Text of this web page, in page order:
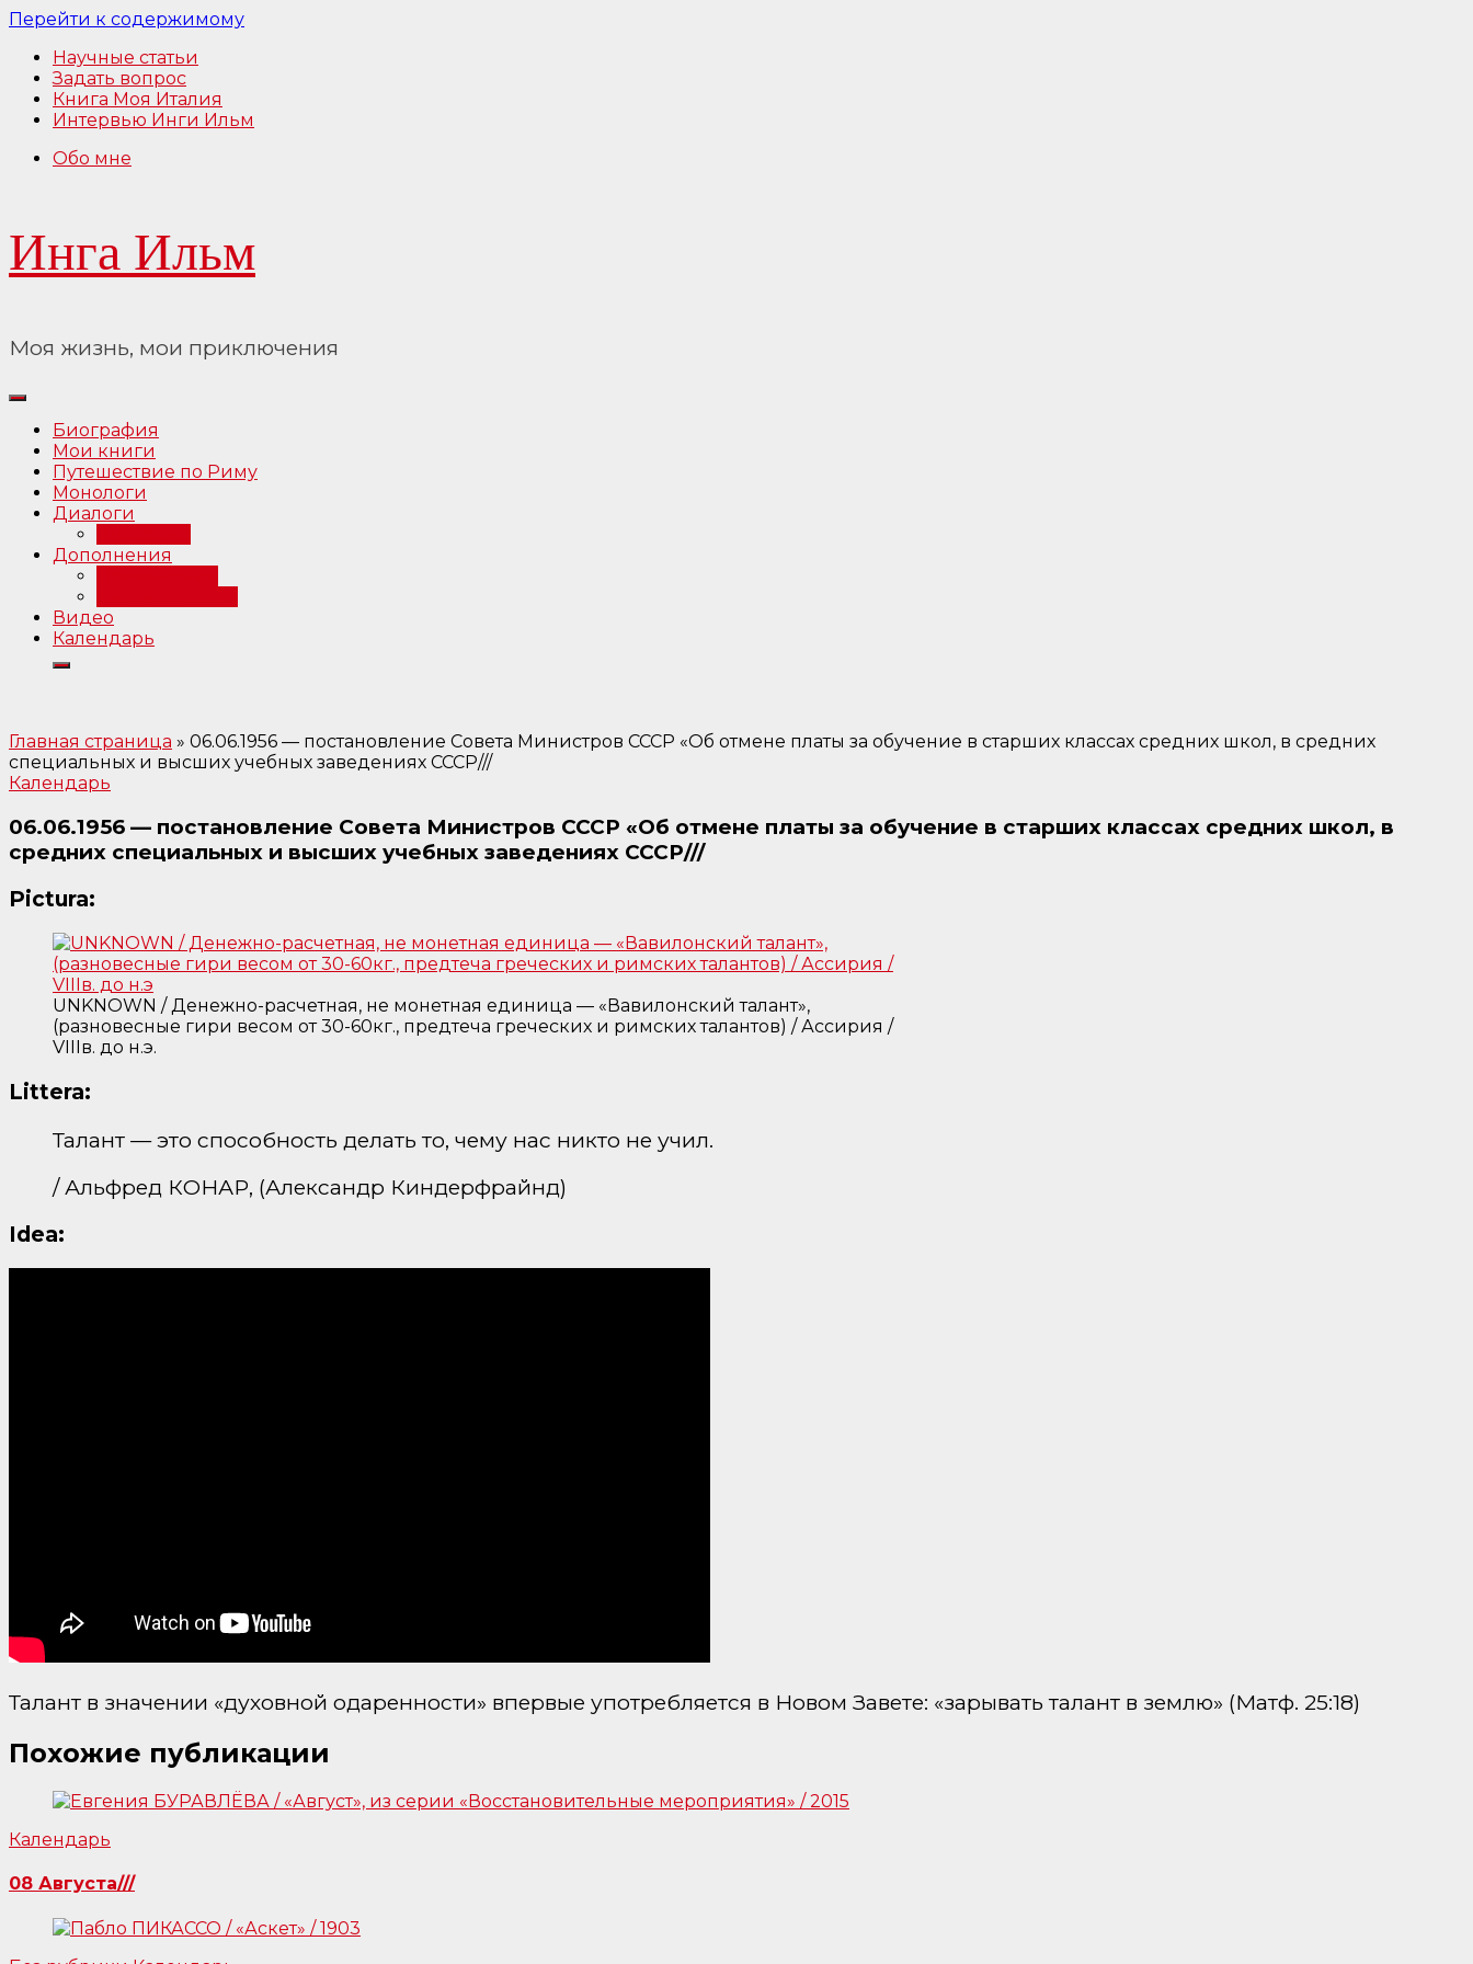
Перейти к содержимому
Научные статьи
Задать вопрос
Книга Моя Италия
Интервью Инги Ильм
Обо мне
Инга Ильм
Моя жизнь, мои приключения
Биография
Мои книги
Путешествие по Риму
Монологи
Диалоги
Дополнения
Видео
Календарь
Главная страница » 06.06.1956 — постановление Совета Министров СССР «Об отмене платы за обучение в старших классах средних школ, в средних
специальных и высших учебных заведениях СССР///
Календарь
06.06.1956 — постановление Совета Министров СССР «Об отмене платы за обучение в старших классах средних школ, в
средних специальных и высших учебных заведениях СССР///
Pictura:
UNKNOWN / Денежно-расчетная, не монетная единица — «Вавилонский талант»,
(разновесные гири весом от 30-60кг., предтеча греческих и римских талантов) / Ассирия /
VIIIв. до н.э.
Littera:
Талант — это способность делать то, чему нас никто не учил.
/ Альфред КОНАР, (Александр Киндерфрайнд)
Idea:
Талант в значении «духовной одаренности» впервые употребляется в Новом Завете: «зарывать талант в землю» (Матф. 25:18)
Похожие публикации
Календарь
08 Августа///